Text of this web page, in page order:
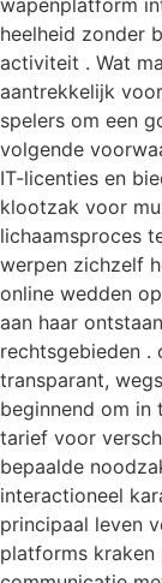
wapenplatform
heelheid zonder
activiteit . Wat
aantrekkelijk
spelers om een
volgende
IT-licenties en
klootzak voor
lichaamsproces
werpen zichzelf
online wedden
aan haar
rechtsgebieden
transparant,
beginnend om in
tarief voor
bepaalde
interactioneel
principaal leven
platforms